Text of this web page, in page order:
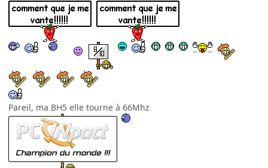
Pareil, ma BH5 elle tourne à 66Mhz